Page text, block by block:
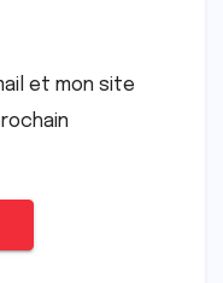
et mon site